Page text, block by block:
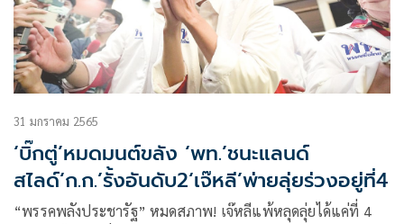
31 มกราคม 2565
‘บิ๊กตู่’หมดมนต์ขลัง ‘พท.’ชนะแลนด์
สไลด์‘ก.ก.’รั้งอันดับ2‘เจ๊หลี’พ่ายลุ่ยร่วงอยู่ที่4
“พรรคพลังประชารัฐ” หมดสภาพ! เจ๊หลีแพ้หลุดลุ่ยได้แค่ที่ 4